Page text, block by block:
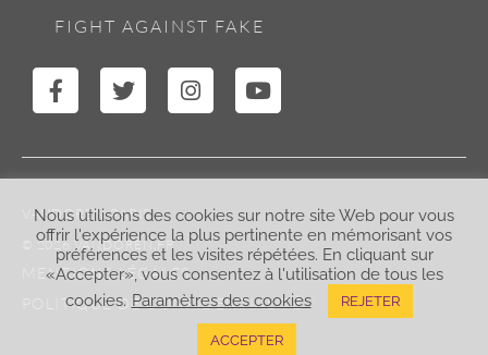
FIGHT AGAINST FAKE
VANDOREN PARIS
© 2026 VANDOREN.FR
MENTIONS LÉGALES
POLITIQUE DE CONFIDENTIALITÉ
Nous utilisons des cookies sur notre site Web pour vous
offrir l'expérience la plus pertinente en mémorisant vos
préférences et les visites répétées. En cliquant sur
«Accepter», vous consentez à l'utilisation de tous les
cookies. Paramètres des cookies REJETER
ACCEPTER